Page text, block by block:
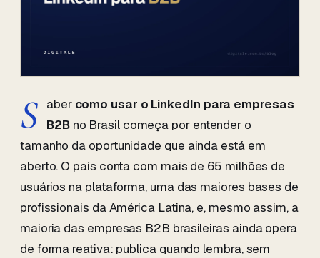
S aber como usar o LinkedIn para empresas
B2Bno Brasil começa por entender o
tamanho da oportunidade que ainda está em
aberto. O país conta com mais de 65 milhões de
usuários na plataforma, uma das maiores bases de
profissionais da América Latina, e, mesmo assim, a
maioria das empresas B2B brasileiras ainda opera
de forma reativa: publica quando lembra, sem